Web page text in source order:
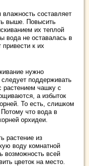
влажность составляет
выше. Повысить
их теплой
вода не оставалась в
привести к их
нужно
поддерживать
растением чашку с
а избыток
То есть, слишком
что вода в
орхидеи.
растение из
воду комнатной
возможность всей
цветок на место.